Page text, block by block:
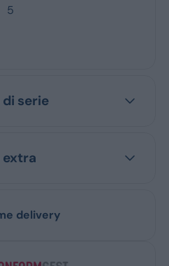
5
serie
extra
delivery